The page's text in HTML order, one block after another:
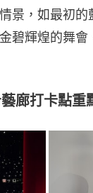
景，如最初的
碧輝煌的舞會
廊打卡點